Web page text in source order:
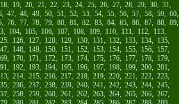
18, 19, 20, 21, 22, 23, 24, 25, 26, 27, 28, 29, 30, 31,
, 47, 48, 49, 50, 51, 52, 53, 54, 55, 56, 57, 58, 59, 60,
, 76, 77, 78, 79, 80, 81, 82, 83, 84, 85, 86, 87, 88, 89,
, 104, 105, 106, 107, 108, 109, 110, 111, 112, 113,
, 126, 127, 128, 129, 130, 131, 132, 133, 134, 135,
, 148, 149, 150, 151, 152, 153, 154, 155, 156, 157,
, 170, 171, 172, 173, 174, 175, 176, 177, 178, 179,
, 192, 193, 194, 195, 196, 197, 198, 199, 200, 201,
, 214, 215, 216, 217, 218, 219, 220, 221, 222, 223,
, 236, 237, 238, 239, 240, 241, 242, 243, 244, 245,
, 258, 259, 260, 261, 262, 263, 264, 265, 266, 267,